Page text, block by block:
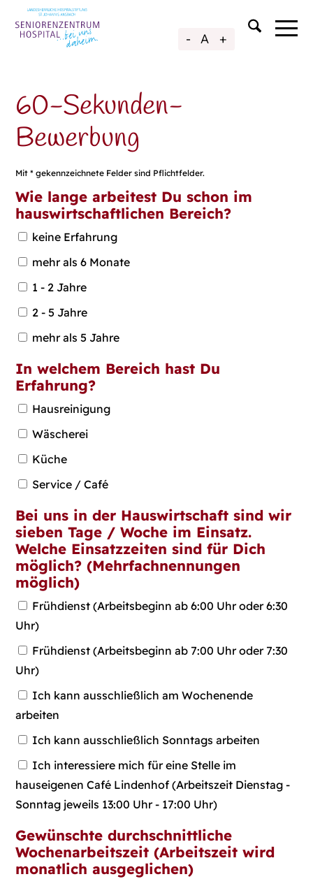
- A +
60-Sekunden-
Bewerbung
Mit * gekennzeichnete Felder sind Pflichtfelder.
Wie lange arbeitest Du schon im
hauswirtschaftlichen Bereich?
keine Erfahrung
mehr als 6 Monate
1 - 2 Jahre
2 - 5 Jahre
mehr als 5 Jahre
In welchem Bereich hast Du
Erfahrung?
Hausreinigung
Wäscherei
Küche
Service / Café
Bei uns in der Hauswirtschaft sind wir
sieben Tage / Woche im Einsatz.
Welche Einsatzzeiten sind für Dich
möglich? (Mehrfachnennungen
möglich)
Frühdienst (Arbeitsbeginn ab 6:00 Uhr oder 6:30
Uhr)
Frühdienst (Arbeitsbeginn ab 7:00 Uhr oder 7:30
Uhr)
Ich kann ausschließlich am Wochenende
arbeiten
Ich kann ausschließlich Sonntags arbeiten
Ich interessiere mich für eine Stelle im
hauseigenen Café Lindenhof (Arbeitszeit Dienstag -
Sonntag jeweils 13:00 Uhr - 17:00 Uhr)
Gewünschte durchschnittliche
Wochenarbeitszeit (Arbeitszeit wird
monatlich ausgeglichen)